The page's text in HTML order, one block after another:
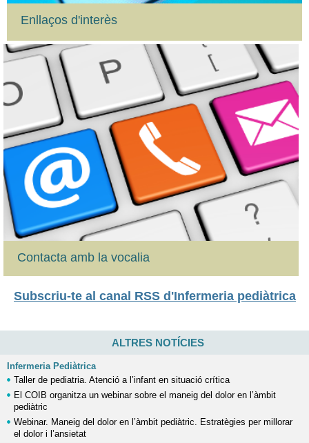
Enllaços d'interès
Contacta amb la vocalia
Subscriu-te al canal RSS d'Infermeria pediàtrica
ALTRES NOTÍCIES
Infermeria Pediàtrica
Taller de pediatria. Atenció a l’infant en situació crítica
El COIB organitza un webinar sobre el maneig del dolor en l’àmbit
pediàtric
Webinar. Maneig del dolor en l’àmbit pediàtric. Estratègies per millorar
el dolor i l’ansietat